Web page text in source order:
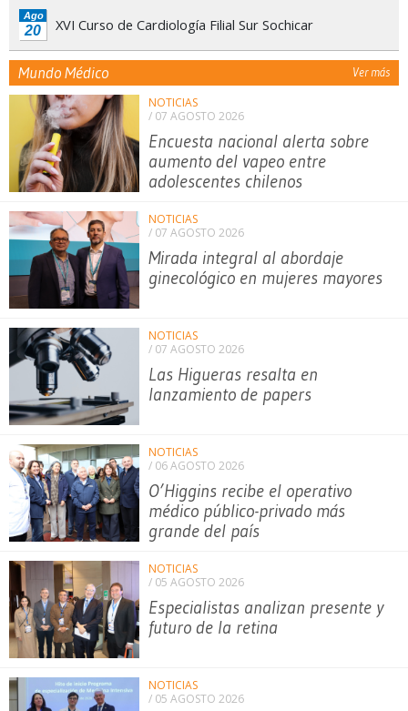
Ago
20 XVI Curso de Cardiología Filial Sur Sochicar
Mundo Médico
Ver más
NOTICIAS
/ 07 AGOSTO 2026
Encuesta nacional alerta sobre
aumento del vapeo entre
adolescentes chilenos
NOTICIAS
/ 07 AGOSTO 2026
Mirada integral al abordaje
ginecológico en mujeres mayores
NOTICIAS
/ 07 AGOSTO 2026
Las Higueras resalta en
lanzamiento de papers
NOTICIAS
/ 06 AGOSTO 2026
O’Higgins recibe el operativo
médico público-privado más
grande del país
NOTICIAS
/ 05 AGOSTO 2026
Especialistas analizan presente y
futuro de la retina
NOTICIAS
/ 05 AGOSTO 2026